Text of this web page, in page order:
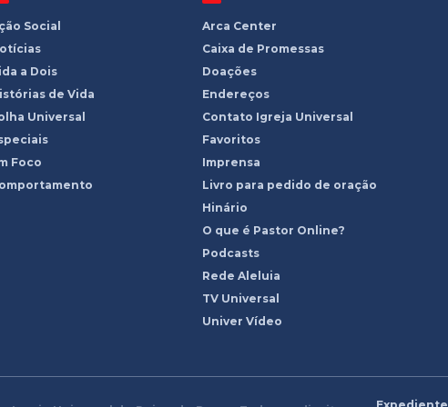
Social
a Dois
de Vida
Universal
Foco
Arca Center
Caixa de Promessas
Doações
Endereços
Contato Igreja Universal
Favoritos
Imprensa
Livro para pedido de oração
Hinário
O que é Pastor Online?
Podcasts
Rede Aleluia
TV Universal
Univer Vídeo